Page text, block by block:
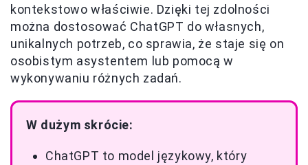
kontekstowo właściwie. Dzięki tej zdolności
można dostosować ChatGPT do własnych,
unikalnych potrzeb, co sprawia, że staje się on
osobistym asystentem lub pomocą w
wykonywaniu różnych zadań.
W dużym skrócie:
ChatGPT to model językowy, który